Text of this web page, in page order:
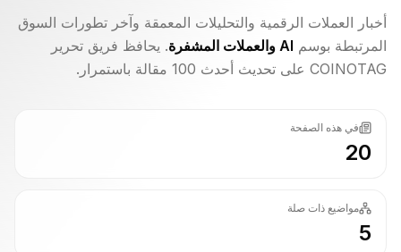
أخبار العملات الرقمية والتحليلات المعمقة وآخر تطورات السوق
المرتبطة بوسم AI والعملات المشفرة
. يحافظ فريق تحرير
COINOTAG على تحديث أحدث 100 مقالة باستمرار.
في هذه الصفحة
20
مواضيع ذات صلة
5